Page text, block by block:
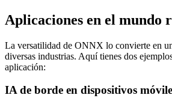
Aplicaciones en el mundo
La versatilidad de ONNX lo convierte en
diversas industrias. Aquí tienes dos
aplicación:
IA de borde en dispositivos